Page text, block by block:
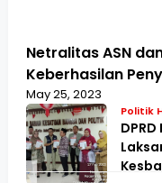
Netralitas ASN
Keberhasilan
May 25, 2023
Politik